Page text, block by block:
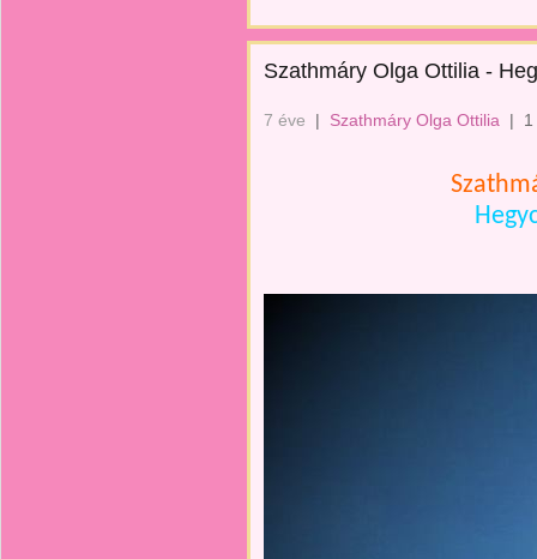
Szathmáry Olga Ottilia -
7 éve | Szathmáry Olga Ottilia |